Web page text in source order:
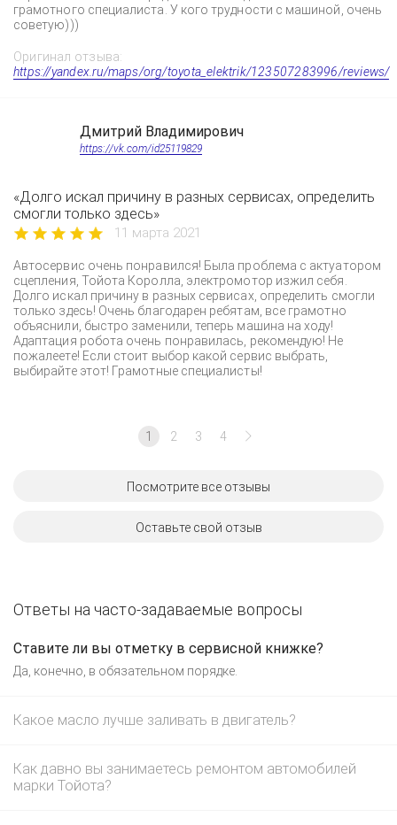
грамотного специалиста. У кого трудности с машиной, очень
советую)))
Оригинал отзыва:
https://yandex.ru/maps/org/toyota_elektrik/123507283996/reviews/
Дмитрий Владимирович
https://vk.com/id25119829
«Долго искал причину в разных сервисах, определить
смогли только здесь»
11 марта 2021
Автосервис очень понравился! Была проблема с актуатором
сцепления, Тойота Королла, электромотор изжил себя.
Долго искал причину в разных сервисах, определить смогли
только здесь! Очень благодарен ребятам, все грамотно
объяснили, быстро заменили, теперь машина на ходу!
Адаптация робота очень понравилась, рекомендую! Не
пожалеете! Если стоит выбор какой сервис выбрать,
выбирайте этот! Грамотные специалисты!
1 2 3 4
Посмотрите все отзывы
Оставьте свой отзыв
Ответы на часто-задаваемые вопросы
Ставите ли вы отметку в сервисной книжке?
Да, конечно, в обязательном порядке.
Какое масло лучше заливать в двигатель?
Как давно вы занимаетесь ремонтом автомобилей
марки Тойота?